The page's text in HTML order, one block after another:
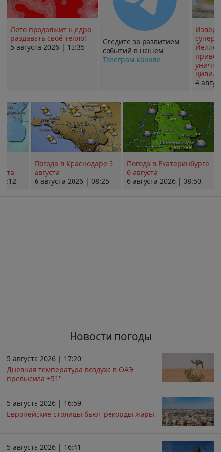
Лето продолжит щедро
раздавать своё тепло!
5 августа 2026 | 13:35
Следите за развитием
событий в нашем
Телеграм-канале
4
Погода в Краснодаре 6
августа
6 августа 2026 | 08:25
Погода в Екатеринбурге
6 августа
6 августа 2026 | 08:50
Новости погоды
5 августа 2026 | 17:20
Дневная температура воздуха в ОАЭ
превысила +51°
5 августа 2026 | 16:59
Европейские столицы бьют рекорды жары
5 августа 2026 | 16:41